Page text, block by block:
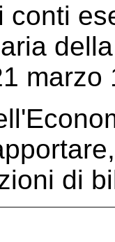
conti
marzo
di